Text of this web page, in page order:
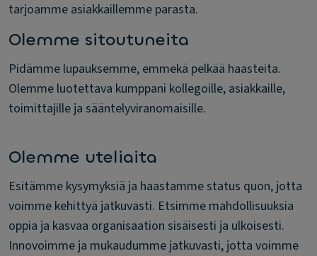
tarjoamme asiakkaillemme parasta.
Olemme sitoutuneita
Pidämme lupauksemme, emmekä pelkää haasteita.
Olemme luotettava kumppani kollegoille, asiakkaille,
toimittajille ja sääntelyviranomaisille.
Olemme uteliaita
Esitämme kysymyksiä ja haastamme status quon, jotta
voimme kehittyä jatkuvasti. Etsimme mahdollisuuksia
oppia ja kasvaa organisaation sisäisesti ja ulkoisesti.
Innovoimme ja mukaudumme jatkuvasti, jotta voimme